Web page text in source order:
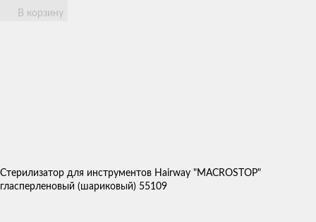
В корзину
Стерилизатор для инструментов Hairway "MACROSTOP"
гласперленовый (шариковый) 55109